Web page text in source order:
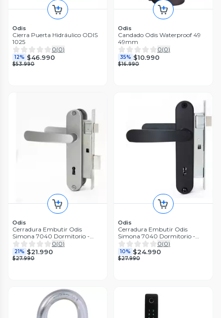
Odis
Cierra Puerta Hidráulico ODIS
1025
0(0)
12% $46.990
$53.990
Odis
Candado Odis Waterproof 49
49mm
0(0)
35% $10.990
$16.990
Odis
Cerradura Embutir Odis
Simona 7040 Dormitorio -
Plata
0(0)
21% $21.990
$27.990
Odis
Cerradura Embutir Odis
Simona 7040 Dormitorio -
Negro
0(0)
10% $24.990
$27.990